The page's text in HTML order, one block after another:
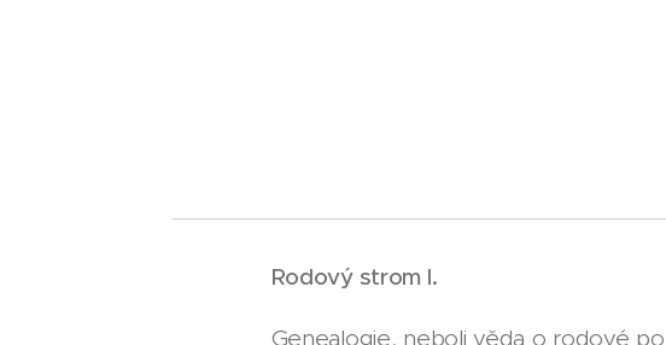
Rodový strom I.
Genealogie, neboli věda o rodové